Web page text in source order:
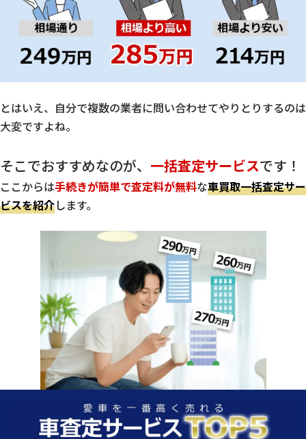
とはいえ、自分で複数の業者に問い合わせてやりとりするのは
大変ですよね。
そこでおすすめなのが、 一括査定サービスです！
ここからは手続きが簡単で査定料が無料な車買取一括査定サー
ビスを紹介します。